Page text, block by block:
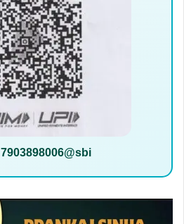
7903898006@sbi